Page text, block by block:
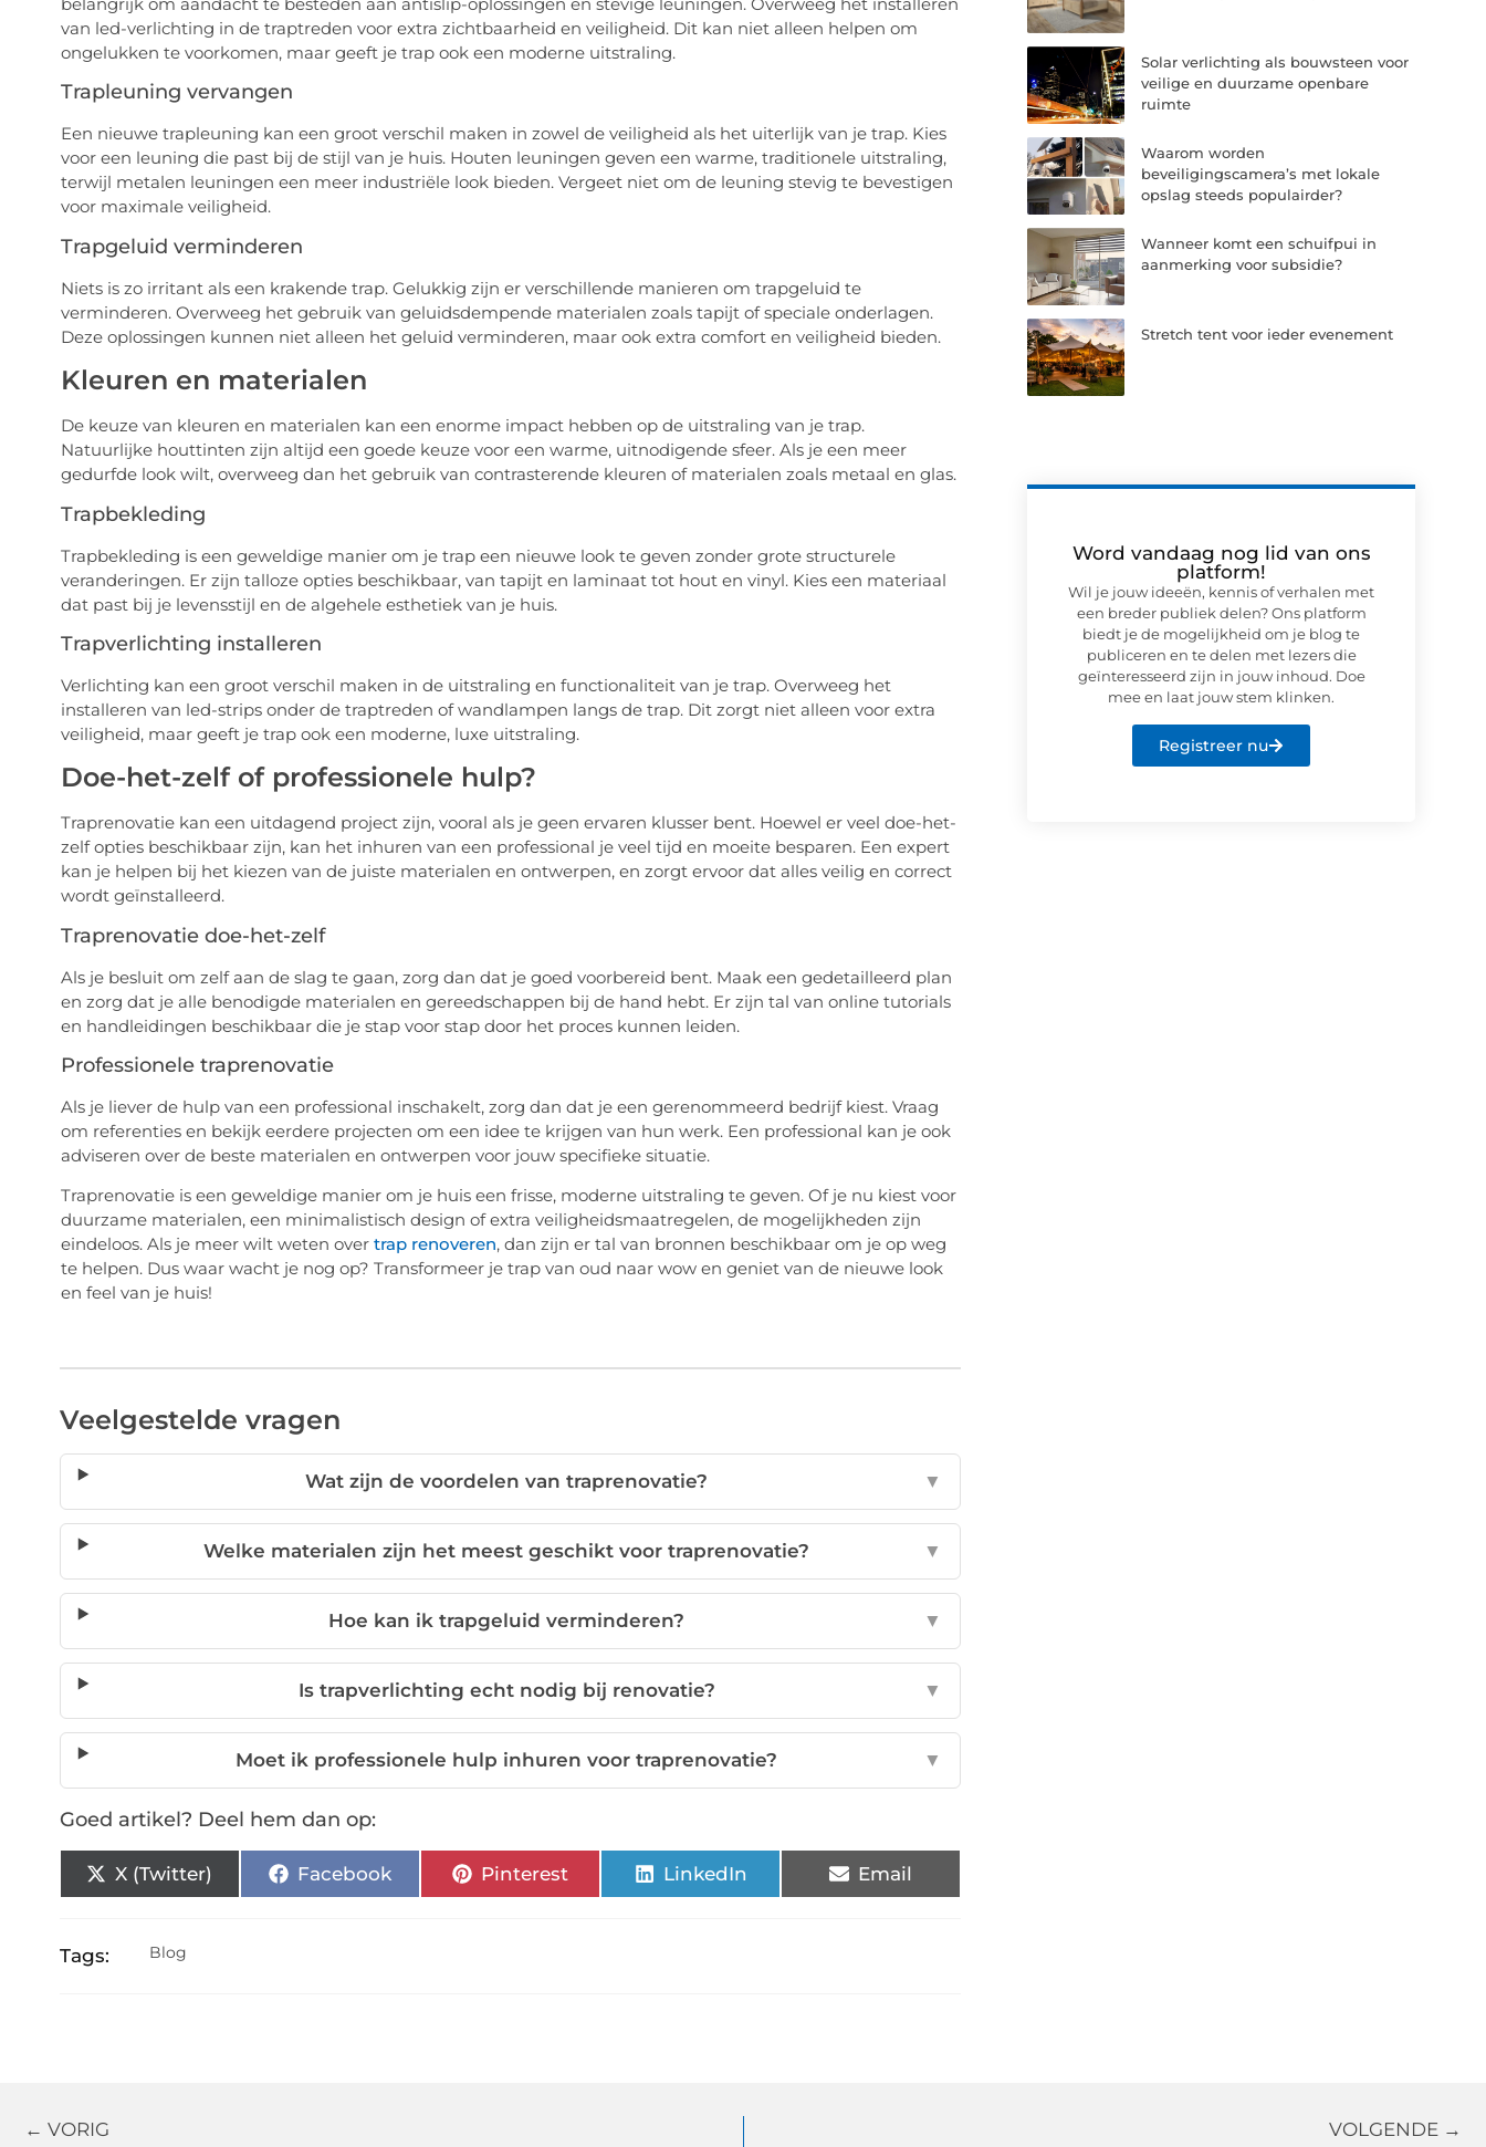
van led-verlichting in de traptreden voor extra zichtbaarheid en veiligheid. Dit kan niet alleen helpen om
ongelukken te voorkomen, maar geeft je trap ook een moderne uitstraling.
Trapleuning vervangen
Een nieuwe trapleuning kan een groot verschil maken in zowel de veiligheid als het uiterlijk van je trap. Kies
voor een leuning die past bij de stijl van je huis. Houten leuningen geven een warme, traditionele uitstraling,
terwijl metalen leuningen een meer industriële look bieden. Vergeet niet om de leuning stevig te bevestigen
voor maximale veiligheid.
Trapgeluid verminderen
Niets is zo irritant als een krakende trap. Gelukkig zijn er verschillende manieren om trapgeluid te
verminderen. Overweeg het gebruik van geluidsdempende materialen zoals tapijt of speciale onderlagen.
Deze oplossingen kunnen niet alleen het geluid verminderen, maar ook extra comfort en veiligheid bieden.
Kleuren en materialen
De keuze van kleuren en materialen kan een enorme impact hebben op de uitstraling van je trap.
Natuurlijke houttinten zijn altijd een goede keuze voor een warme, uitnodigende sfeer. Als je een meer
gedurfde look wilt, overweeg dan het gebruik van contrasterende kleuren of materialen zoals metaal en glas.
Trapbekleding
Trapbekleding is een geweldige manier om je trap een nieuwe look te geven zonder grote structurele
veranderingen. Er zijn talloze opties beschikbaar, van tapijt en laminaat tot hout en vinyl. Kies een materiaal
dat past bij je levensstijl en de algehele esthetiek van je huis.
Trapverlichting installeren
Verlichting kan een groot verschil maken in de uitstraling en functionaliteit van je trap. Overweeg het
installeren van led-strips onder de traptreden of wandlampen langs de trap. Dit zorgt niet alleen voor extra
veiligheid, maar geeft je trap ook een moderne, luxe uitstraling.
Doe-het-zelf of professionele hulp?
Traprenovatie kan een uitdagend project zijn, vooral als je geen ervaren klusser bent. Hoewel er veel doe-het-
zelf opties beschikbaar zijn, kan het inhuren van een professional je veel tijd en moeite besparen. Een expert
kan je helpen bij het kiezen van de juiste materialen en ontwerpen, en zorgt ervoor dat alles veilig en correct
wordt geïnstalleerd.
Traprenovatie doe-het-zelf
Als je besluit om zelf aan de slag te gaan, zorg dan dat je goed voorbereid bent. Maak een gedetailleerd plan
en zorg dat je alle benodigde materialen en gereedschappen bij de hand hebt. Er zijn tal van online tutorials
en handleidingen beschikbaar die je stap voor stap door het proces kunnen leiden.
Professionele traprenovatie
Als je liever de hulp van een professional inschakelt, zorg dan dat je een gerenommeerd bedrijf kiest. Vraag
om referenties en bekijk eerdere projecten om een idee te krijgen van hun werk. Een professional kan je ook
adviseren over de beste materialen en ontwerpen voor jouw specifieke situatie.
Traprenovatie is een geweldige manier om je huis een frisse, moderne uitstraling te geven. Of je nu kiest voor
duurzame materialen, een minimalistisch design of extra veiligheidsmaatregelen, de mogelijkheden zijn
eindeloos. Als je meer wilt weten over trap renoveren, dan zijn er tal van bronnen beschikbaar om je op weg
te helpen. Dus waar wacht je nog op? Transformeer je trap van oud naar wow en geniet van de nieuwe look
en feel van je huis!
Veelgestelde vragen
Wat zijn de voordelen van traprenovatie? ▼
Welke materialen zijn het meest geschikt voor traprenovatie? ▼
Hoe kan ik trapgeluid verminderen? ▼
Is trapverlichting echt nodig bij renovatie? ▼
Moet ik professionele hulp inhuren voor traprenovatie? ▼
Goed artikel? Deel hem dan op:
X (Twitter) Facebook Pinterest LinkedIn Email
Tags: Blog
Solar verlichting als bouwsteen voor
veilige en duurzame openbare
ruimte
Waarom worden
beveiligingscamera’s met lokale
opslag steeds populairder?
Wanneer komt een schuifpui in
aanmerking voor subsidie?
Stretch tent voor ieder evenement
Word vandaag nog lid van ons
platform!
Wil je jouw ideeën, kennis of verhalen met
een breder publiek delen? Ons platform
biedt je de mogelijkheid om je blog te
publiceren en te delen met lezers die
geïnteresseerd zijn in jouw inhoud. Doe
mee en laat jouw stem klinken.
Registreer nu
← VORIG VOLGENDE →